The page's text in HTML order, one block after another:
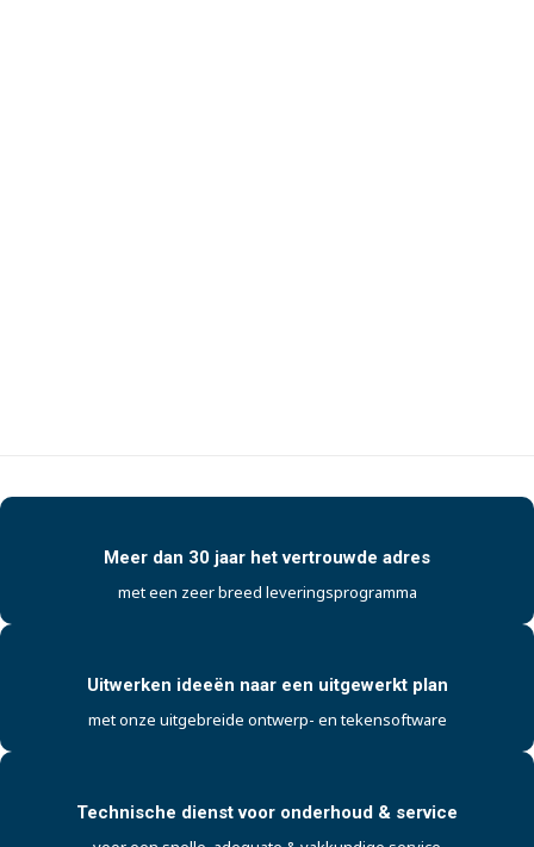
Meer dan 30 jaar het vertrouwde adres
met een zeer breed leveringsprogramma
Uitwerken ideeën naar een uitgewerkt plan
met onze uitgebreide ontwerp- en tekensoftware
Technische dienst voor onderhoud & service